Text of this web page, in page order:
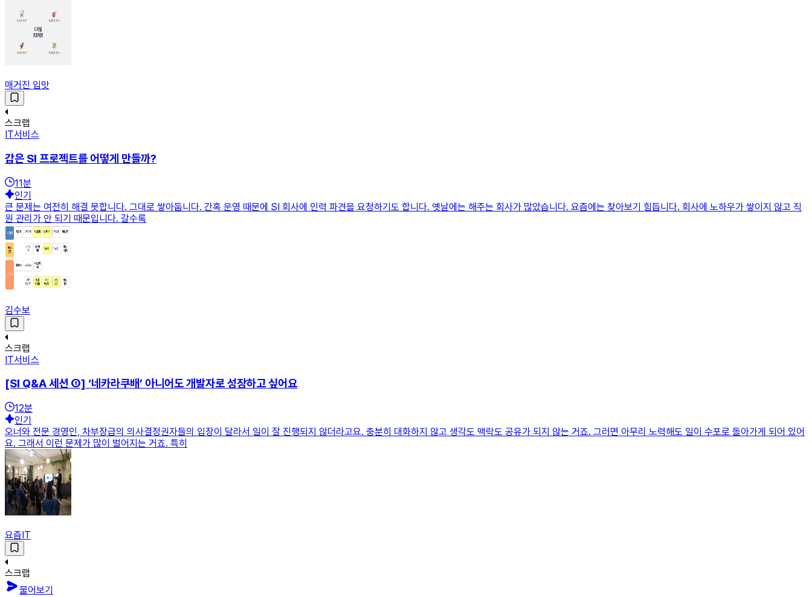
매거진 입맛
스크랩
IT서비스
갑은 SI 프로젝트를 어떻게 만들까?
11분
인기
큰 문제는 여전히 해결 못합니다. 그대로 쌓아둡니다. 간혹 운영 때문에 SI 회사에 인력 파견을 요청하기도 합니다. 옛날에는 해주는 회사가 많았습니다. 요즘에는 찾아보기 힘듭니다. 회사에 노하우가 쌓이지 않고 직
원 관리가 안 되기 때문입니다. 갈수록
김수보
스크랩
IT서비스
[SI Q&A 세션 ①] ‘네카라쿠배’ 아니어도 개발자로 성장하고 싶어요
12분
인기
오너와 전문 경영인, 차부장급의 의사결정권자들의 입장이 달라서 일이 잘 진행되지 않더라고요. 충분히 대화하지 않고 생각도 맥락도 공유가 되지 않는 거죠. 그러면 아무리 노력해도 일이 수포로 돌아가게 되어 있어
요. 그래서 이런 문제가 많이 벌어지는 거죠. 특히
요즘IT
스크랩
물어보기